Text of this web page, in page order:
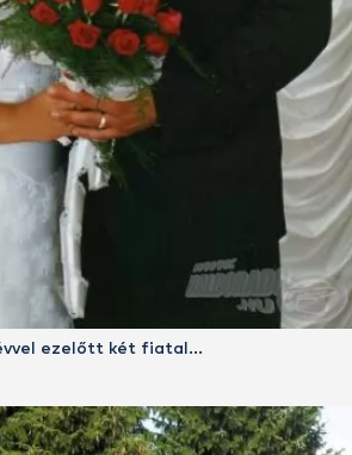
ezelőtt két fiatal…